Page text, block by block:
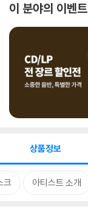
이 분야의 이벤트
상품정보
크 아티스트 소개